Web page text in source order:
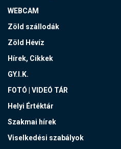
WEBCAM
Zöld szállodák
Zöld Hévíz
Hírek, Cikkek
GY.I.K.
FOTÓ | VIDEÓ TÁR
Helyi Értéktár
Szakmai hírek
Viselkedési szabályok